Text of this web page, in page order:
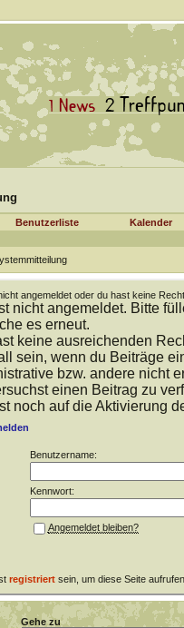
Benutzerliste Kalender
angemeldet oder du hast keine
nicht angemeldet. Bitte
es erneut.
keine ausreichenden
sein, wenn du Beiträge
bzw. andere nicht
einen Beitrag zu
noch auf die Aktivierung
Benutzername:
Kennwort:
Angemeldet bleiben?
registriertsein, um diese Seite
Gehe zu